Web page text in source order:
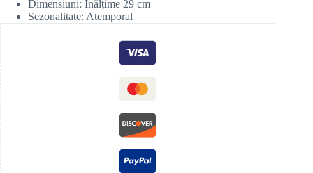
Dimensiuni: Înălțime 29 cm
Sezonalitate: Atemporal